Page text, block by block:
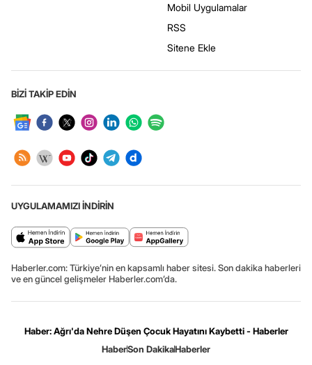
Mobil Uygulamalar
RSS
Sitene Ekle
BİZİ TAKİP EDİN
UYGULAMAMIZI İNDİRİN
Haberler.com: Türkiye’nin en kapsamlı haber sitesi. Son dakika haberleri
ve en güncel gelişmeler Haberler.com’da.
Haber: Ağrı'da Nehre Düşen Çocuk Hayatını Kaybetti - Haberler
HaberSon DakikaHaberler